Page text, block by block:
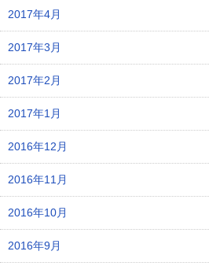
2017年4月
2017年3月
2017年2月
2017年1月
2016年12月
2016年11月
2016年10月
2016年9月